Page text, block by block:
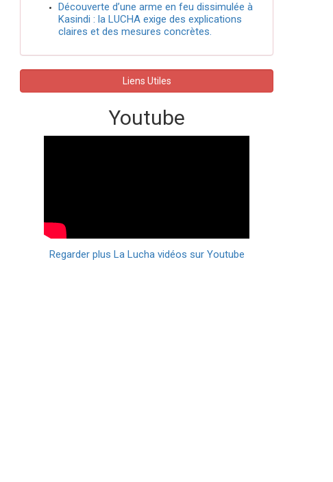
Découverte d’une arme en feu dissimulée à
Kasindi : la LUCHA exige des explications
claires et des mesures concrètes.
Liens Utiles
Youtube
Regarder plus La Lucha vidéos sur Youtube